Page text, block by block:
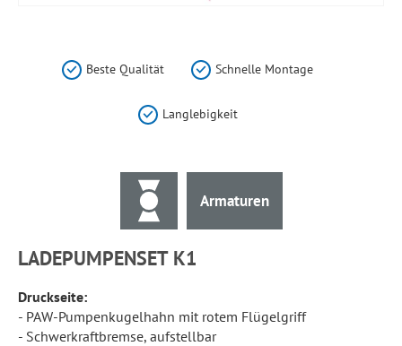
Beste Qualität Schnelle Montage
Langlebigkeit
Armaturen
LADEPUMPENSET K1
Druckseite:
- PAW-Pumpenkugelhahn mit rotem Flügelgriff
- Schwerkraftbremse, aufstellbar